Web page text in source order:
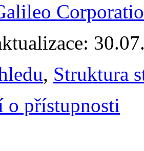
, Struktura
o přístupnosti